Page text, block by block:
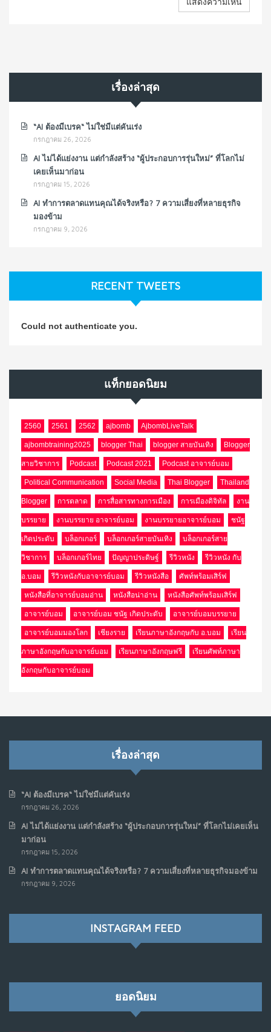
เรื่องล่าสุด
“AI ต้องมีเบรค“ ไม่ใช่มีแต่คันเร่ง
กรกฎาคม 26, 2026
AI ไม่ได้แย่งงาน แต่กำลังสร้าง “ผู้ประกอบการรุ่นใหม่” ที่โลกไม่
เคยเห็นมาก่อน
กรกฎาคม 15, 2026
AI ทำการตลาดแทนคุณได้จริงหรือ? 7 ความเสี่ยงที่หลายธุรกิจ
มองข้าม
กรกฎาคม 9, 2026
RECENT TWEETS
Could not authenticate you.
แท็กยอดนิยม
2560 2561 2562 ajbomb AjbombLiveTalk
ajbombtraining2025 blogger Thai blogger สายบันเทิง Blogger
สายวิชาการ Podcast Podcast 2021 Podcast อาจารย์บอม
Political Communication Social Media Thai Blogger Thailand
Blogger การตลาด การสื่อสารทางการเมือง การเมืองดิจิทัล งาน
บรรยาย งานบรรยาย อาจารย์บอม งานบรรยายอาจารย์บอม ชนัฐ
เกิดประดับ บล็อกเกอร์ บล็อกเกอร์สายบันเทิง บล็อกเกอร์สาย
วิชาการ บล็อกเกอร์ไทย ปัญญาประดิษฐ์ รีวิวหนัง รีวิวหนัง กับ
อ.บอม รีวิวหนังกับอาจารย์บอม รีวิวหนังสือ ศัพท์พร้อมเสิร์ฟ
หนังสือที่อาจารย์บอมอ่าน หนังสือน่าอ่าน หนังสือศัพท์พร้อมเสิร์ฟ
อาจารย์บอม อาจารย์บอม ชนัฐ เกิดประดับ อาจารย์บอมบรรยาย
อาจารย์บอมมองโลก เชียงราย เรียนภาษาอังกฤษกับ อ.บอม เรียน
ภาษาอังกฤษกับอาจารย์บอม เรียนภาษาอังกฤษฟรี เรียนศัพท์ภาษา
อังกฤษกับอาจารย์บอม
เรื่องล่าสุด
“AI ต้องมีเบรค“ ไม่ใช่มีแต่คันเร่ง
กรกฎาคม 26, 2026
AI ไม่ได้แย่งงาน แต่กำลังสร้าง “ผู้ประกอบการรุ่นใหม่” ที่โลกไม่เคยเห็น
มาก่อน
กรกฎาคม 15, 2026
AI ทำการตลาดแทนคุณได้จริงหรือ? 7 ความเสี่ยงที่หลายธุรกิจมองข้าม
กรกฎาคม 9, 2026
INSTAGRAM FEED
ยอดนิยม